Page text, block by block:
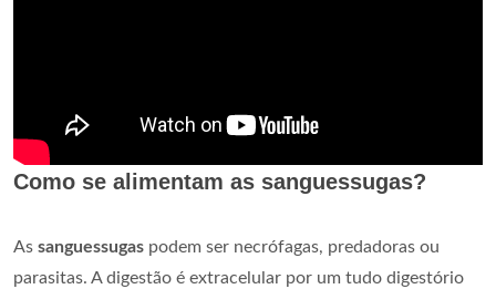
Como se alimentam as sanguessugas?
As sanguessugas podem ser necrófagas, predadoras ou
parasitas. A digestão é extracelular por um tudo digestório